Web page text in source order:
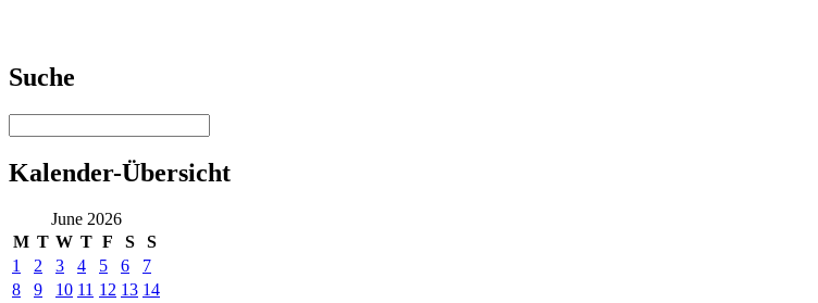
Suche
Kalender-Übersicht
June 2026
M T W T F S
S
1
2 3 4 5 6
7
8
9 10 11 12 13 14